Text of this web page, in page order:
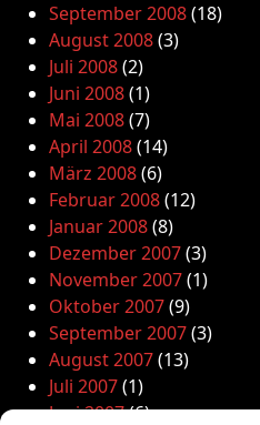
September 2008(18)
August 2008(3)
Juli 2008(2)
Juni 2008(1)
Mai 2008(7)
April 2008(14)
März 2008(6)
Februar 2008(12)
Januar 2008(8)
Dezember 2007(3)
November 2007(1)
Oktober 2007(9)
September 2007(3)
August 2007(13)
Juli 2007(1)
Juni 2007(6)